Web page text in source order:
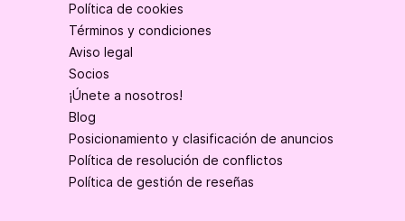
Política de cookies
Términos y condiciones
Aviso legal
Socios
¡Únete a nosotros!
Blog
Posicionamiento y clasificación de anuncios
Política de resolución de conflictos
Política de gestión de reseñas